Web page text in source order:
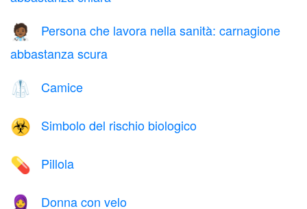
🧑🏾‍⚕️
Persona che lavora nella sanità: carnagione
abbastanza scura
🥼 Camice
☣️ Simbolo del rischio biologico
💊 Pillola
🧕 Donna con velo